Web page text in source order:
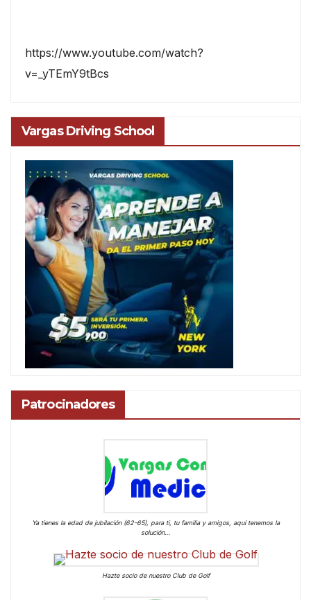
https://www.youtube.com/watch?
v=_yTEmY9tBcs
Vargas Driving School
Patrocinadores
Ya tienes la edad de jubilación (62-65), para ti, tu familia y amigos, aquí tenemos la
solución…
Hazte socio de nuestro Club de Golf